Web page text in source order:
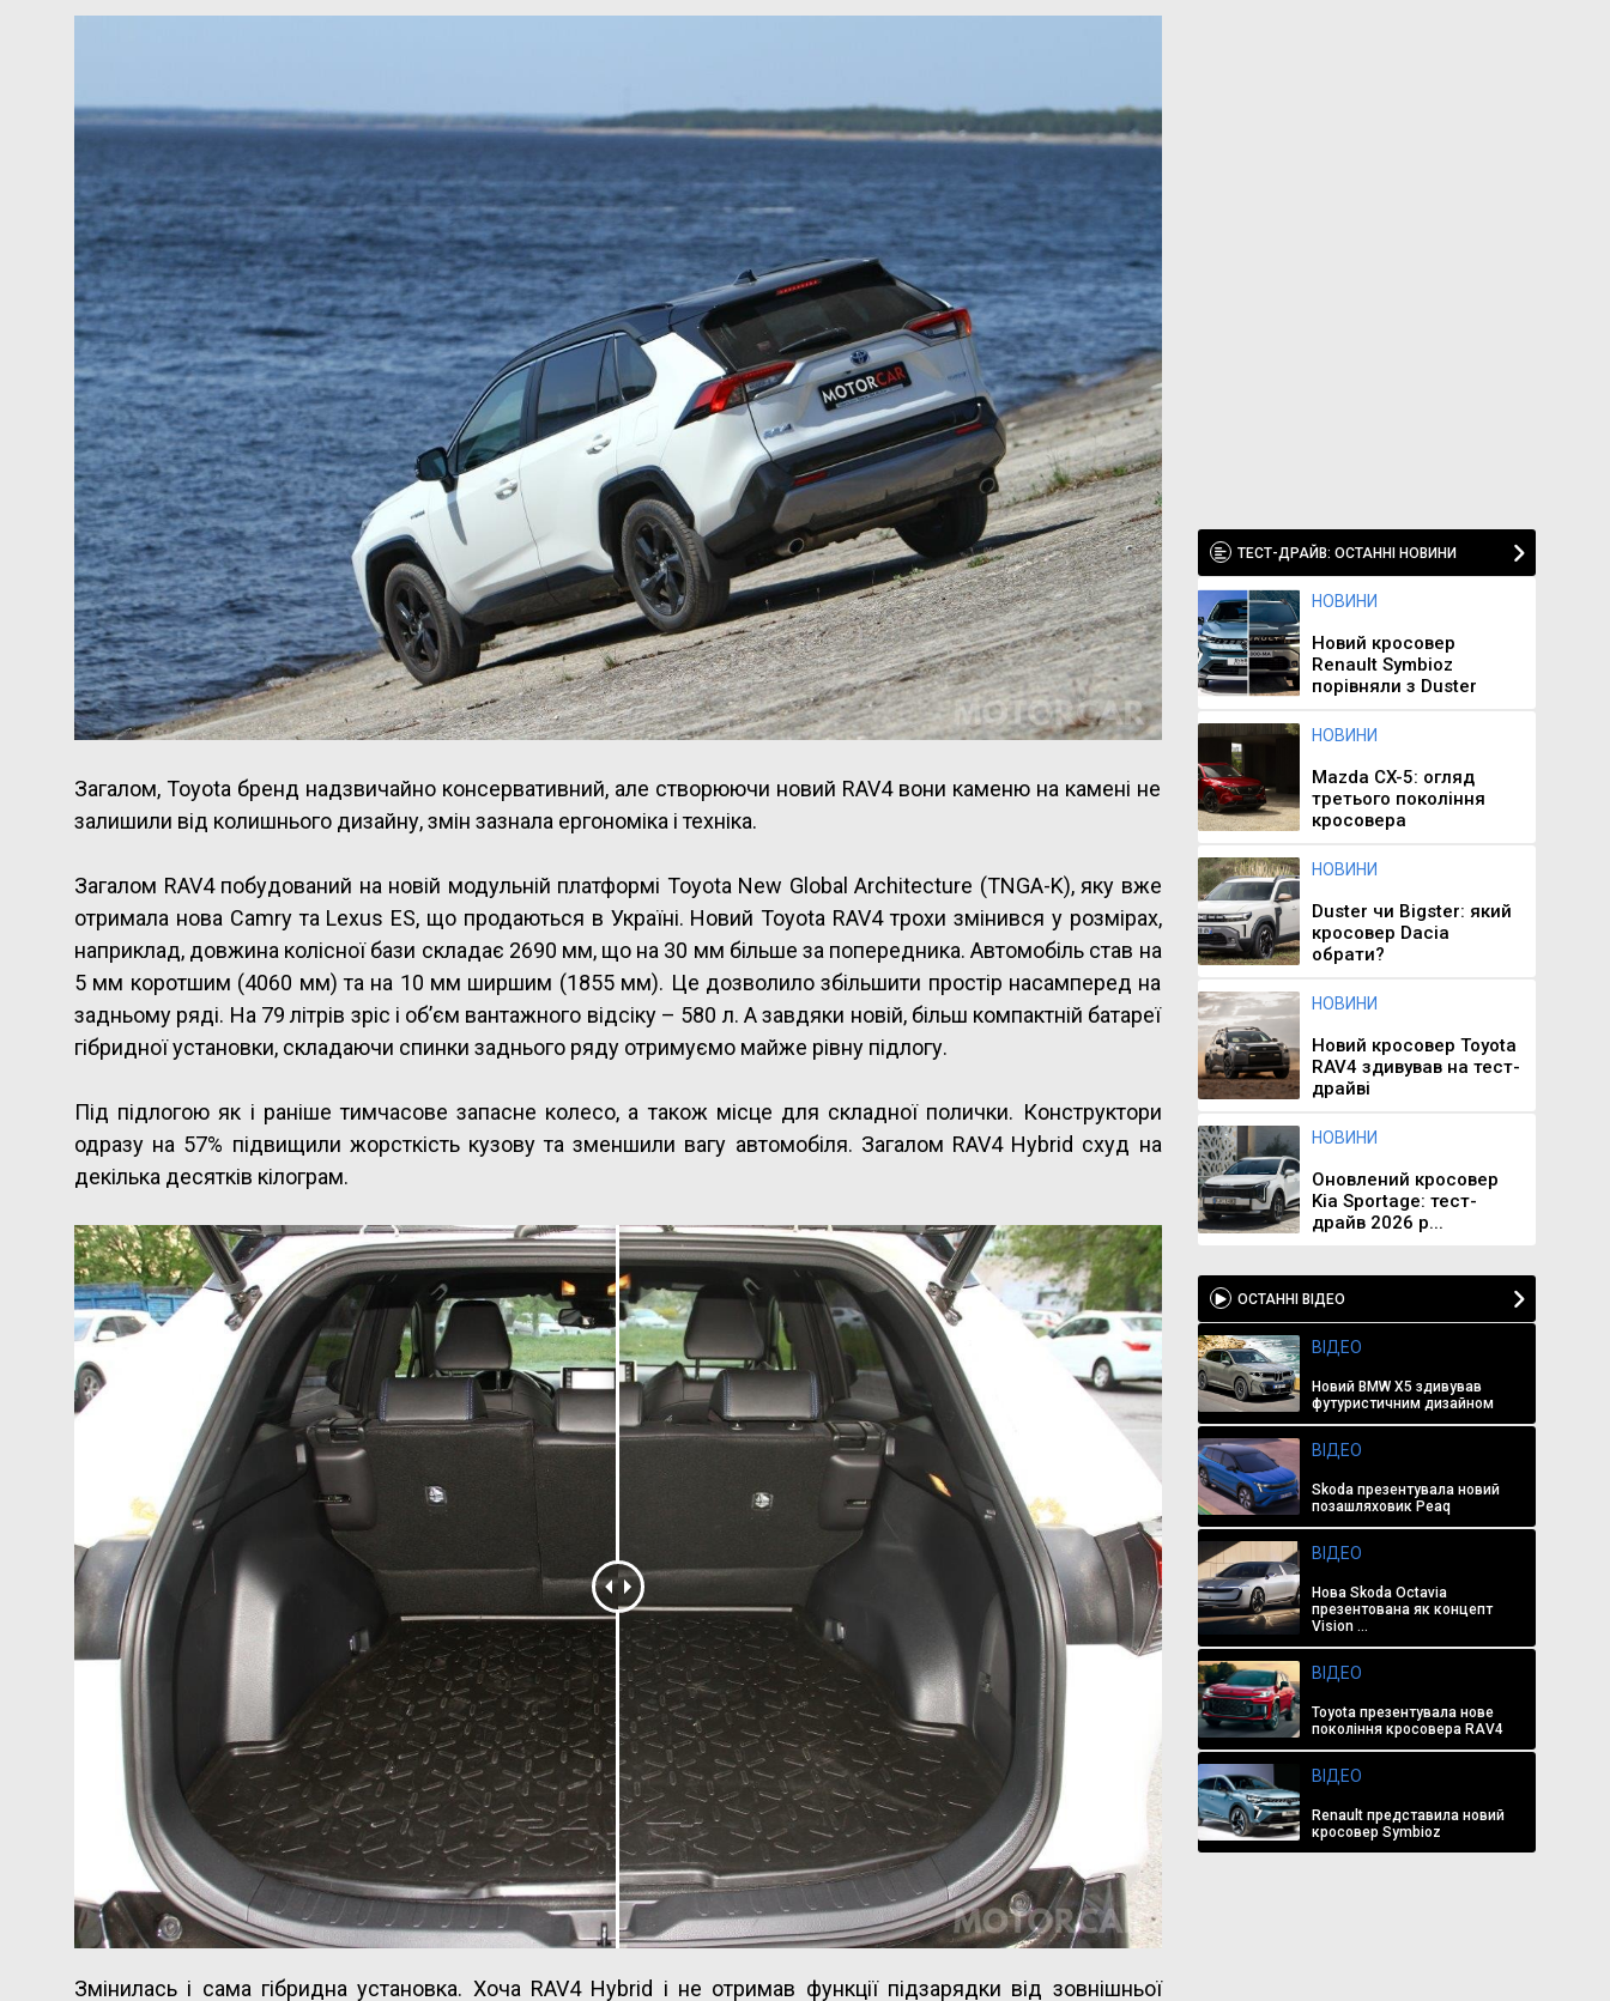
Загалом, Toyota бренд надзвичайно консервативний, але створюючи новий RAV4 вони каменю на камені не
залишили від колишнього дизайну, змін зазнала ергономіка і техніка.
Загалом RAV4 побудований на новій модульній платформі Toyota New Global Architecture (TNGA-K), яку вже
отримала нова Camry та Lexus ES, що продаються в Україні. Новий Toyota RAV4 трохи змінився у розмірах,
наприклад, довжина колісної бази складає 2690 мм, що на 30 мм більше за попередника. Автомобіль став на
5 мм коротшим (4060 мм) та на 10 мм ширшим (1855 мм). Це дозволило збільшити простір насамперед на
задньому ряді. На 79 літрів зріс і об’єм вантажного відсіку – 580 л. А завдяки новій, більш компактній батареї
гібридної установки, складаючи спинки заднього ряду отримуємо майже рівну підлогу.
Під підлогою як і раніше тимчасове запасне колесо, а також місце для складної полички. Конструктори
одразу на 57% підвищили жорсткість кузову та зменшили вагу автомобіля. Загалом RAV4 Hybrid схуд на
декілька десятків кілограм.
Змінилась і сама гібридна установка. Хоча RAV4 Hybrid і не отримав функції підзарядки від зовнішньої
ТЕСТ-ДРАЙВ: ОСТАННІ НОВИНИ
НОВИНИ
Новий кросовер
Renault Symbioz
порівняли з Duster
НОВИНИ
Mazda CX-5: огляд
третього покоління
кросовера
НОВИНИ
Duster чи Bigster: який
кросовер Dacia
обрати?
НОВИНИ
Новий кросовер Toyota
RAV4 здивував на тест-
драйві
НОВИНИ
Оновлений кросовер
Kia Sportage: тест-
драйв 2026 р...
ОСТАННІ ВІДЕО
ВІДЕО
Новий BMW X5 здивував
футуристичним дизайном
ВІДЕО
Skoda презентувала новий
позашляховик Peaq
ВІДЕО
Нова Skoda Octavia
презентована як концепт
Vision ...
ВІДЕО
Toyota презентувала нове
покоління кросовера RAV4
ВІДЕО
Renault представила новий
кросовер Symbioz